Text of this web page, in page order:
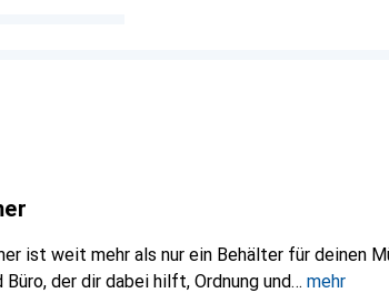
ist weit mehr als nur ein Behälter für deinen
Büro, der dir dabei hilft, Ordnung und
mehr